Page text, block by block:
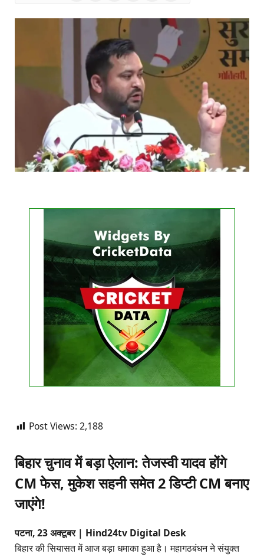
FIXTURE
No live matches found.
See recent results
See fixtures
Post Views: 2,188
बिहार चुनाव में बड़ा ऐलान: तेजस्वी यादव होंगे
CM फेस, मुकेश सहनी समेत 2 डिप्टी CM बनाए
जाएंगे!
पटना, 23 अक्टूबर | Hind24tv Digital Desk
बिहार की सियासत में आज बड़ा धमाका हुआ है। महागठबंधन ने संयुक्त